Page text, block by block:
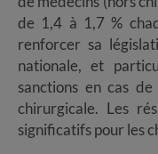
de 1,4 à 1,7 %
renforcer sa
nationale, et
sanctions en cas
chirurgicale. Les
significatifs pour les